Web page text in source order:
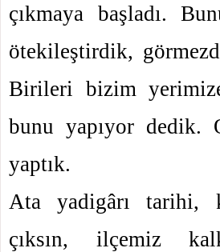
çıkmaya başladı.
ötekileştirdik,
Birileri bizim
bunu yapıyor dedik.
yaptık.
Ata yadigârı tarihi,
çıksın, ilçemiz